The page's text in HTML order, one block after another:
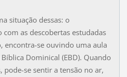
situação dessas: o
as descobertas estudadas
encontra-se ouvindo uma aula
Dominical (EBD). Quando
pode-se sentir a tensão no ar,